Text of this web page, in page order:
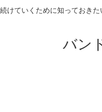
けていくために知っておき
バン